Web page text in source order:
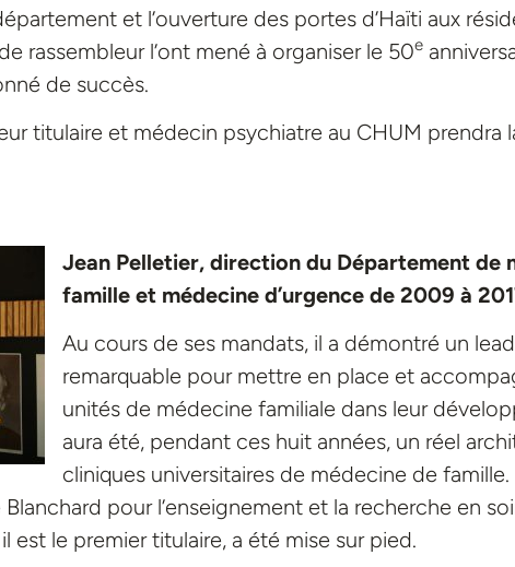
et l’ouverture des portes d’Haïti aux
rassembleur l’ont mené à organiser le 50e
de succès.
titulaire et médecin psychiatre au CHUM prendra
Jean Pelletier, direction du Département de
famille et médecine d’urgence de 2009 à
Au cours de ses mandats, il a démontré un
remarquable pour mettre en place et
unités de médecine familiale dans leur
aura été, pendant ces huit années, un réel
cliniques universitaires de médecine de
pour l’enseignement et la recherche en
est le premier titulaire, a été mise sur pied.